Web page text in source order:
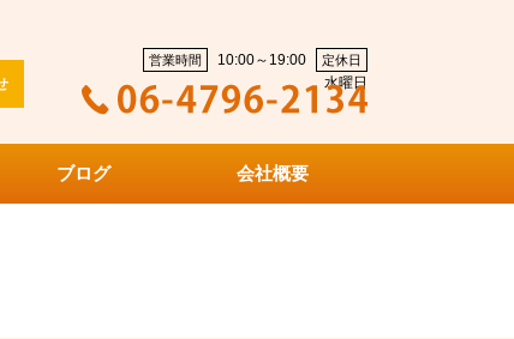
営業時間 10:00～19:00 定休日
水曜日
ブログ 会社概要